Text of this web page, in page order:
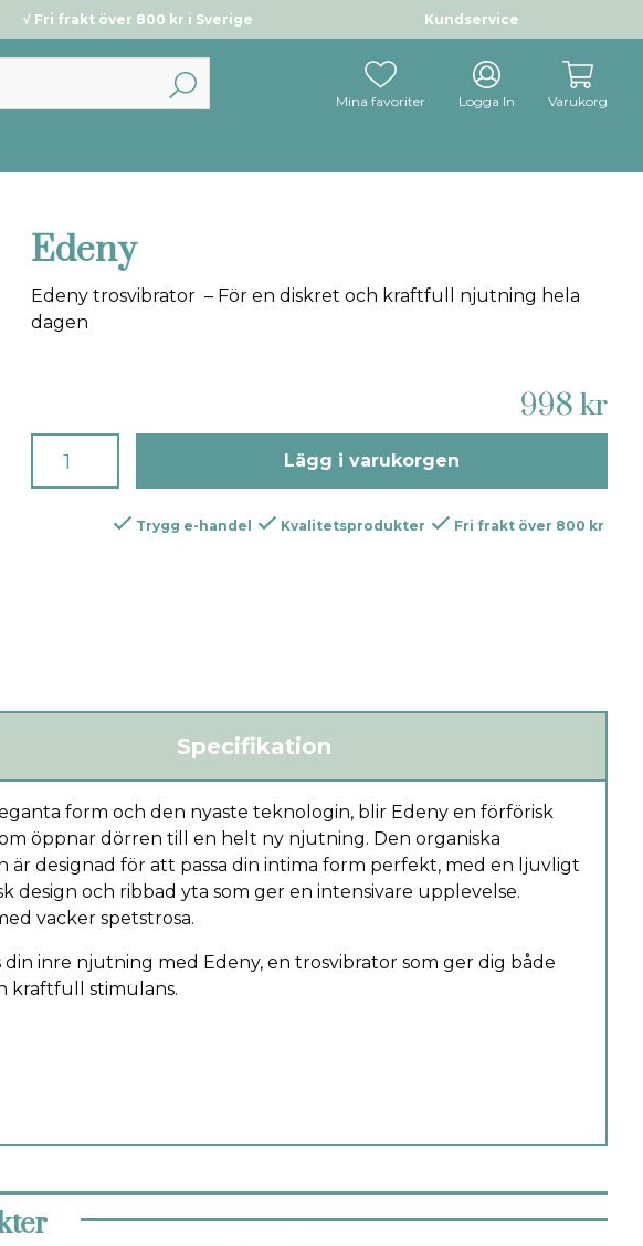
Kundservice
Fri frakt över 800 kr i Sverige
Mina favoriter Logga In Varukorg
Edeny
Edeny trosvibrator – För en diskret och kraftfull njutning hela
dagen
998 kr
Lägg i varukorgen
Trygg e-handel Kvalitetsprodukter Fri frakt över 800 kr
Specifikation
form och den nyaste teknologin, blir Edeny en förförisk
öppnar dörren till en helt ny njutning. Den organiska
är designad för att passa din intima form perfekt, med en ljuvligt
design och ribbad yta som ger en intensivare upplevelse.
vacker spetstrosa.
din inre njutning med Edeny, en trosvibrator som ger dig både
kraftfull stimulans.